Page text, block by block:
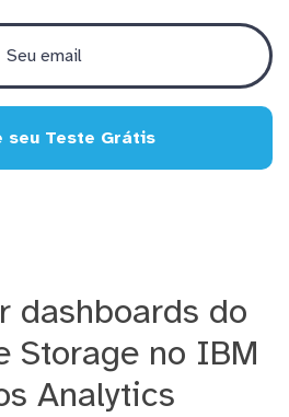
seu Teste Grátis
dashboards do
Storage no IBM
Analytics